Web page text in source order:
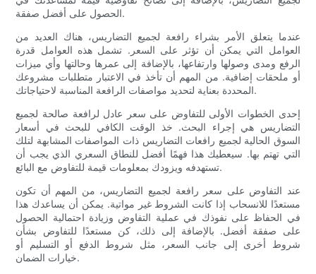
الحصول على أفضل صفقة.
عندما يتعلق الأمر بشراء رافعة لجميع التضاريس، هناك العديد من
العوامل التي يمكن أن تؤثر على السعر. تشمل هذه العوامل قدرة
الرفع ومدى وصولها وارتفاعها، بالإضافة إلى عمرها وحالتها وأي ميزات
أو ملحقات إضافية. من المهم أن تأخذ في الاعتبار متطلبات مشروعك
المحددة بعناية لتحديد مواصفات الرافعة المناسبة لاحتياجاتك.
إحدى الخطوات الأولى للتفاوض على سعر عادل لرافعة صالحة لجميع
التضاريس هي إجراء البحث. خذ الوقت الكافي للبحث في أسعار
السوق الحالية لجميع رافعات التضاريس ذات المواصفات المشابهة لتلك
التي تهتم بها. سيعطيك هذا فهمًا أفضل للنطاق السعري الذي يجب أن
تستهدفه ويزودك بمعلومات قيمة للتفاوض مع البائع.
عند التفاوض على سعر رافعة لجميع التضاريس، من المهم أن تكون
مستعدًا للانسحاب إذا كانت الشروط غير مواتية. يمكن أن يساعدك هذا
في الحفاظ على نفوذك في عملية التفاوض وزيادة احتمالية الحصول
على صفقة أفضل. بالإضافة إلى ذلك، كن مستعدًا للتفاوض بشأن
شروط أخرى إلى جانب السعر، مثل شروط الدفع أو التسليم أو
خيارات الضمان.